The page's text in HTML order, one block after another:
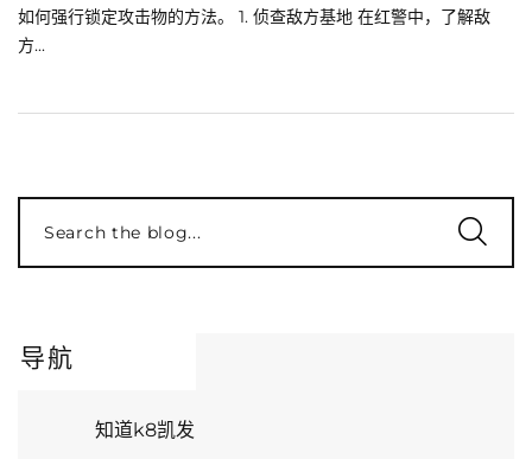
如何强行锁定攻击物的方法。 1. 侦查敌方基地 在红警中，了解敌
方...
Search the blog...
导航
知道k8凯发